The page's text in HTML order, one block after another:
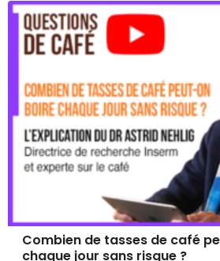
Combien de tasses de café
chaque jour sans risque ?